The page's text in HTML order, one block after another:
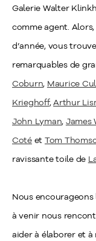
Galerie Walter
comme agent.
d’année, vous
remarquables de
Coburn, Maurice
Krieghoff,Arthur
John Lyman, James
Cotéet Tom
ravissante toile de
Nous
à venir nous
aider à élaborer et